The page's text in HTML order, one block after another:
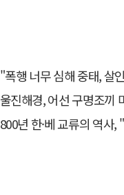
"폭행 너무 심해 중태, 살인미수"…
울진해경, 어선 구명조끼
800년 한·베 교류의 역사, "